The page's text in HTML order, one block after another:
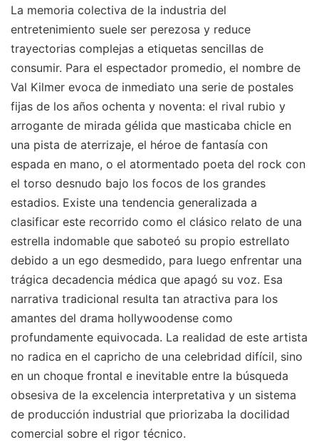
La memoria colectiva de la industria del
entretenimiento suele ser perezosa y reduce
trayectorias complejas a etiquetas sencillas de
consumir. Para el espectador promedio, el nombre de
Val Kilmer evoca de inmediato una serie de postales
fijas de los años ochenta y noventa: el rival rubio y
arrogante de mirada gélida que masticaba chicle en
una pista de aterrizaje, el héroe de fantasía con
espada en mano, o el atormentado poeta del rock con
el torso desnudo bajo los focos de los grandes
estadios. Existe una tendencia generalizada a
clasificar este recorrido como el clásico relato de una
estrella indomable que saboteó su propio estrellato
debido a un ego desmedido, para luego enfrentar una
trágica decadencia médica que apagó su voz. Esa
narrativa tradicional resulta tan atractiva para los
amantes del drama hollywoodense como
profundamente equivocada. La realidad de este artista
no radica en el capricho de una celebridad difícil, sino
en un choque frontal e inevitable entre la búsqueda
obsesiva de la excelencia interpretativa y un sistema
de producción industrial que priorizaba la docilidad
comercial sobre el rigor técnico.